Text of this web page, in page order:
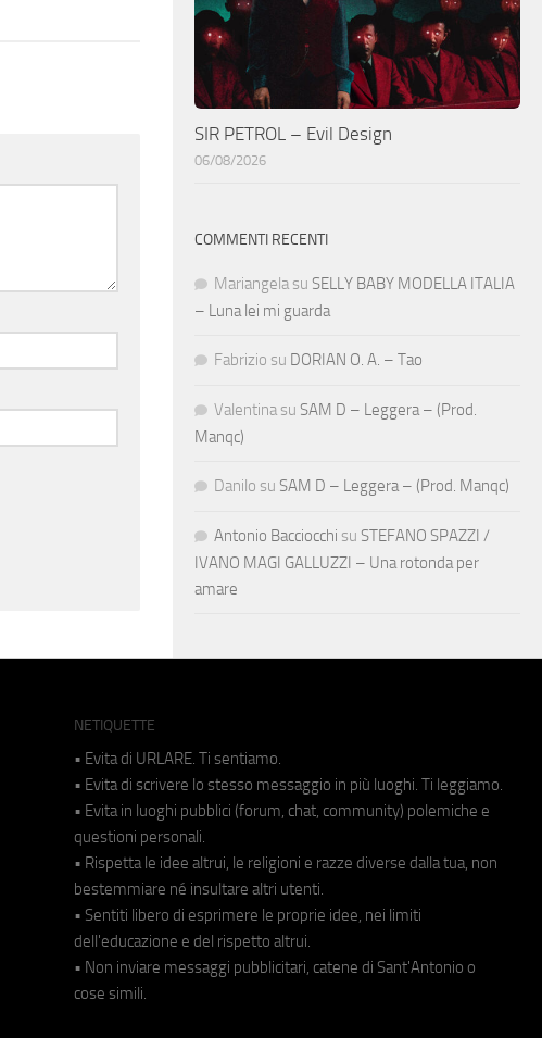
SIR PETROL – Evil Design
06/08/2026
COMMENTI RECENTI
Mariangela su SELLY BABY MODELLA ITALIA
– Luna lei mi guarda
Fabrizio su DORIAN O. A. – Tao
Valentina su SAM D – Leggera – (Prod.
Manqc)
Danilo su SAM D – Leggera – (Prod. Manqc)
Antonio Bacciocchi su STEFANO SPAZZI /
IVANO MAGI GALLUZZI – Una rotonda per
amare
NETIQUETTE
• Evita di URLARE. Ti sentiamo.
• Evita di scrivere lo stesso messaggio in più luoghi. Ti leggiamo.
• Evita in luoghi pubblici (forum, chat, community) polemiche e
questioni personali.
• Rispetta le idee altrui, le religioni e razze diverse dalla tua, non
bestemmiare né insultare altri utenti.
• Sentiti libero di esprimere le proprie idee, nei limiti
dell'educazione e del rispetto altrui.
• Non inviare messaggi pubblicitari, catene di Sant'Antonio o
cose simili.